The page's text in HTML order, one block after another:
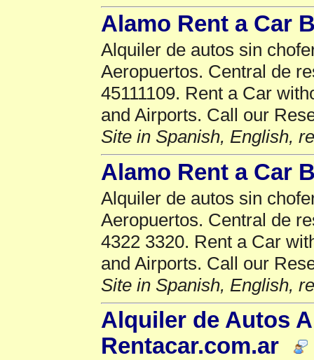
Alamo Rent a Car
Alquiler de autos sin
Aeropuertos. Central de
45111109. Rent a Car
and Airports. Call our
Site in Spanish, English,
Alamo Rent a Car
Alquiler de autos sin
Aeropuertos. Central de
4322 3320. Rent a Car
and Airports. Call our
Site in Spanish, English,
Alquiler de Autos
Rentacar.com.ar